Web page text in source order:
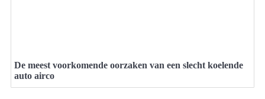
De meest voorkomende oorzaken van een slecht koelende
auto airco